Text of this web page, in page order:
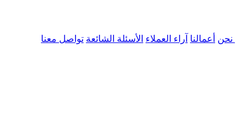
أعمالنا آراء العملاء الأسئلة الشائعة تواصل معنا